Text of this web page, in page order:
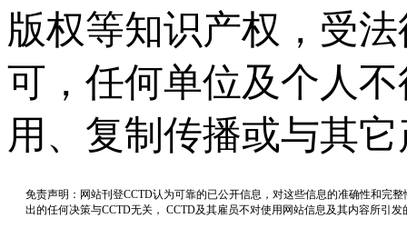
版权等知识产权，受
可，任何单位及个人
用、复制传播或与其
免责声明：网站刊登CCTD认为可靠的已公开信息，对这些信息的准确性和完
出的任何决策与CCTD无关， CCTD及其雇员不对使用网站信息及其内容所引